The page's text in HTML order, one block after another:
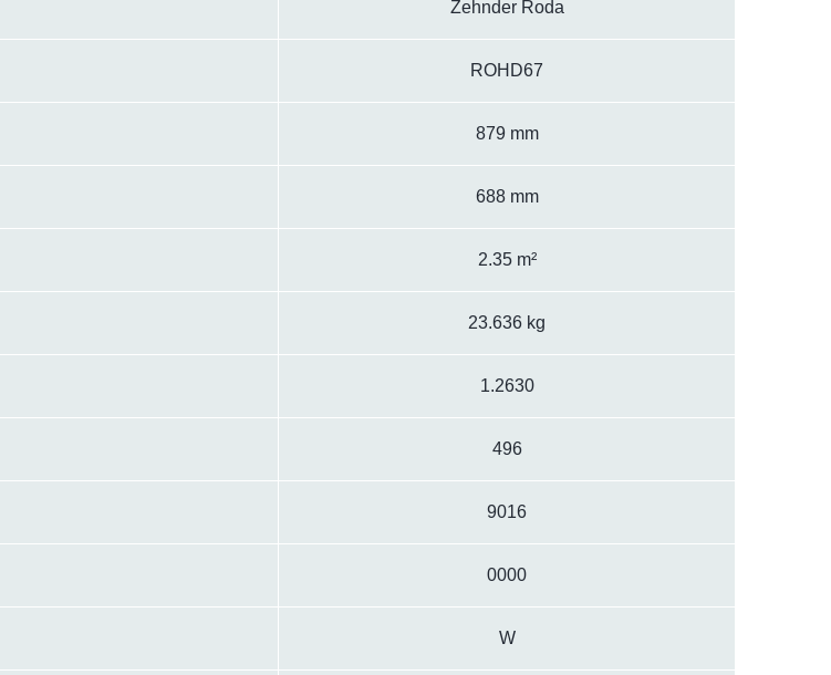
Zehnder Roda
ROHD67
879 mm
688 mm
2.35 m²
23.636 kg
1.2630
496
9016
0000
W